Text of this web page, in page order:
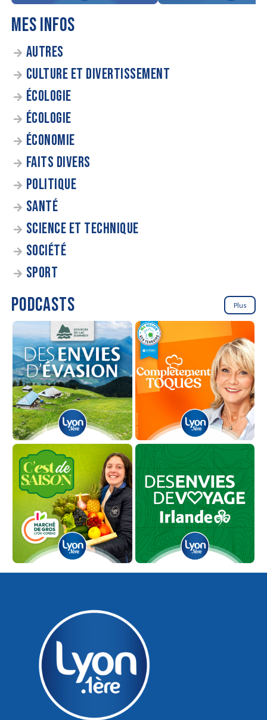
MES INFOS
AUTRES
CULTURE ET DIVERTISSEMENT
ÉCOLOGIE
ÉCOLOGIE
ÉCONOMIE
FAITS DIVERS
POLITIQUE
SANTÉ
SCIENCE ET TECHNIQUE
SOCIÉTÉ
SPORT
PODCASTS Plus